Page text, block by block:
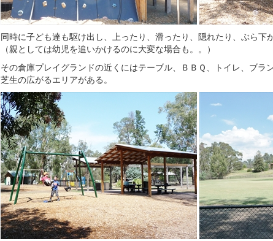
同時に子ども達も駆け出し、上ったり、滑ったり、隠れたり、ぶら下
（親としては幼児を追いかけるのに大変な場合も。。）
その倉庫プレイグランドの近くにはテーブル、ＢＢＱ、トイレ、ブラ
芝生の広がるエリアがある。